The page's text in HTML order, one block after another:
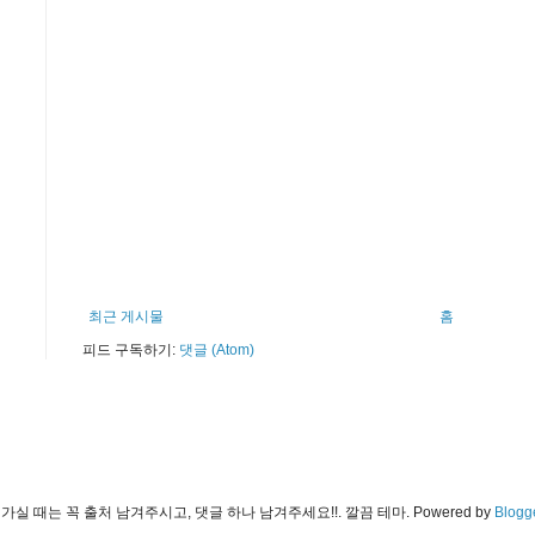
최근 게시물
홈
피드 구독하기: 댓글 (Atom)
실 때는 꼭 출처 남겨주시고, 댓글 하나 남겨주세요!!. 깔끔 테마. Powered by